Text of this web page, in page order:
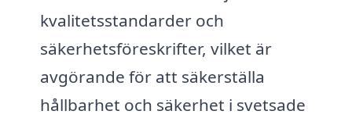
kvalitetsstandarder och
säkerhetsföreskrifter, vilket är
avgörande för att säkerställa
hållbarhet och säkerhet i svetsade